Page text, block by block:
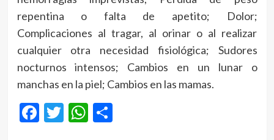
repentina o falta de apetito; Dolor;
Complicaciones al tragar, al orinar o al realizar
cualquier otra necesidad fisiológica; Sudores
nocturnos intensos; Cambios en un lunar o
manchas en la piel; Cambios en las mamas.
Facebook
Twitter
WhatsApp
Compartir